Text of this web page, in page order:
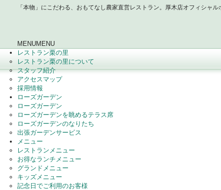
「本物」にこだわる、おもてなし農家直営レストラン。厚木店オフィシャル
MENUMENU
レストラン栗の里
レストラン栗の里について
スタッフ紹介
アクセスマップ
採用情報
ローズガーデン
ローズガーデン
ローズガーデンを眺めるテラス席
ローズガーデンのなりたち
出張ガーデンサービス
メニュー
レストランメニュー
お得なランチメニュー
グランドメニュー
キッズメニュー
記念日でご利用のお客様